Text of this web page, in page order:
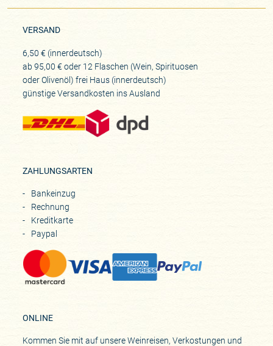
VERSAND
6,50 € (innerdeutsch)
ab 95,00 € oder 12 Flaschen (Wein, Spirituosen
oder Olivenöl) frei Haus (innerdeutsch)
günstige Versandkosten ins Ausland
ZAHLUNGSARTEN
Bankeinzug
Rechnung
Kreditkarte
Paypal
ONLINE
Kommen Sie mit auf unsere Weinreisen, Verkostungen und